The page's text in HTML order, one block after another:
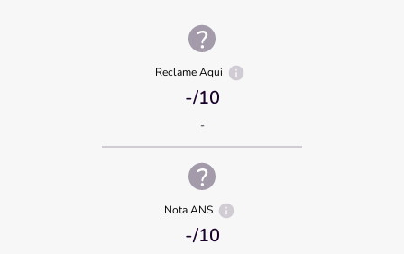
Reclame Aqui
-/10
-
Nota ANS
-/10